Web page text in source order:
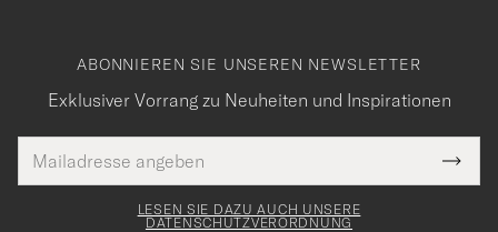
ABONNIEREN SIE UNSEREN NEWSLETTER
Exklusiver Vorrang zu Neuheiten und Inspirationen
Mail
Adresse
Tack
för
LESEN SIE DAZU AUCH UNSERE
DATENSCHUTZVERORDNUNG